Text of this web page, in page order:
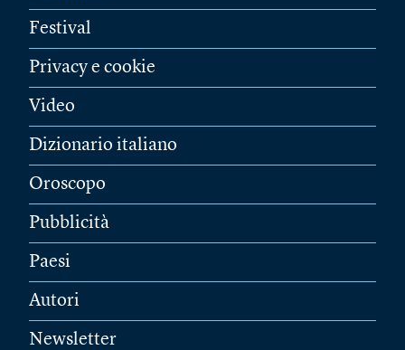
Festival
Privacy e cookie
Video
Dizionario italiano
Oroscopo
Pubblicità
Paesi
Autori
Newsletter